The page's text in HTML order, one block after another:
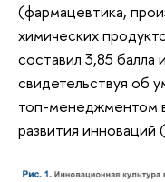
(фармацевтика,
химических
составил 3,85 балла
свидетельствуя об
топ-менеджментом
развития инноваций